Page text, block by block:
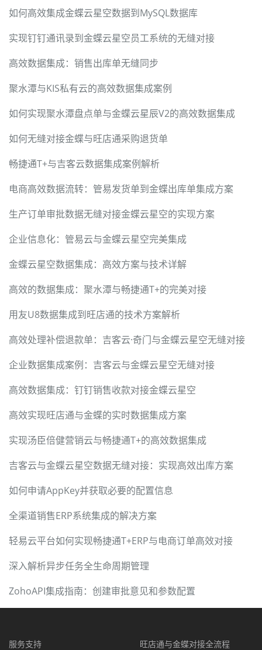
如何高效集成金蝶云星空数据到MySQL数据库
实现钉钉通讯录到金蝶云星空员工系统的无缝对接
高效数据集成：销售出库单无缝同步
聚水潭与KIS私有云的高效数据集成案例
如何实现聚水潭盘点单与金蝶云星辰V2的高效数据集成
如何无缝对接金蝶与旺店通采购退货单
畅捷通T+与吉客云数据集成案例解析
电商高效数据流转：管易发货单到金蝶出库单集成方案
生产订单审批数据无缝对接金蝶云星空的实现方案
企业信息化：管易云与金蝶云星空完美集成
金蝶云星空数据集成：高效方案与技术详解
高效的数据集成：聚水潭与畅捷通T+的完美对接
用友U8数据集成到旺店通的技术方案解析
高效处理补偿退款单：吉客云·奇门与金蝶云星空无缝对接
企业数据集成案例：吉客云与金蝶云星空无缝对接
高效数据集成：钉钉销售收款对接金蝶云星空
高效实现旺店通与金蝶的实时数据集成方案
实现汤臣倍健营销云与畅捷通T+的高效数据集成
吉客云与金蝶云星空数据无缝对接：实现高效出库方案
如何申请AppKey并获取必要的配置信息
全渠道销售ERP系统集成的解决方案
轻易云平台如何实现畅捷通T+ERP与电商订单高效对接
深入解析异步任务全生命周期管理
ZohoAPI集成指南：创建审批意见和参数配置
服务支持
旺店通与金蝶对接全流程